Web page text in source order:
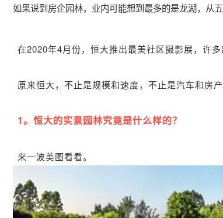
如果说到房企园林，业内可能想到最多的是龙湖，从
在2020年4月份，恒大推出最美社区摄影展，许
原来恒大，不止是规模和速度，不止是汽车和房
1。恒大的实景园林究竟是什么样的？
来一波美图看看。